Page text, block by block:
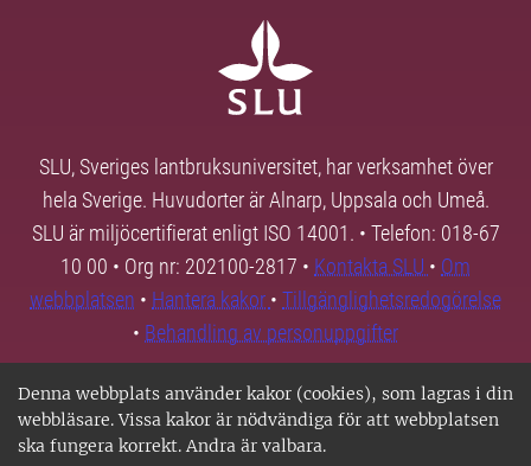
Denna webbplats använder kakor (cookies), som lagras i din
webbläsare. Vissa kakor är nödvändiga för att webbplatsen
ska fungera korrekt. Andra är valbara.
SLU, Sveriges lantbruksuniversitet, har verksamhet över
hela Sverige. Huvudorter är Alnarp, Uppsala och Umeå.
SLU är miljöcertifierat enligt ISO 14001. • Telefon: 018-67
10 00 • Org nr: 202100-2817 • Kontakta SLU • Om
webbplatsen • Hantera kakor • Tillgänglighetsredogörelse
• Behandling av personuppgifter